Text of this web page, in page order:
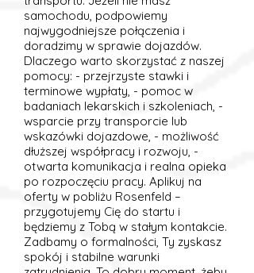
samochodu, podpowiemy
najwygodniejsze połączenia i
doradzimy w sprawie dojazdów.
Dlaczego warto skorzystać z naszej
pomocy: - przejrzyste stawki i
terminowe wypłaty, - pomoc w
badaniach lekarskich i szkoleniach, -
wsparcie przy transporcie lub
wskazówki dojazdowe, - możliwość
dłuższej współpracy i rozwoju, -
otwarta komunikacja i realna opieka
po rozpoczęciu pracy. Aplikuj na
oferty w pobliżu Rosenfeld –
przygotujemy Cię do startu i
będziemy z Tobą w stałym kontakcie.
Zadbamy o formalności, Ty zyskasz
spokój i stabilne warunki